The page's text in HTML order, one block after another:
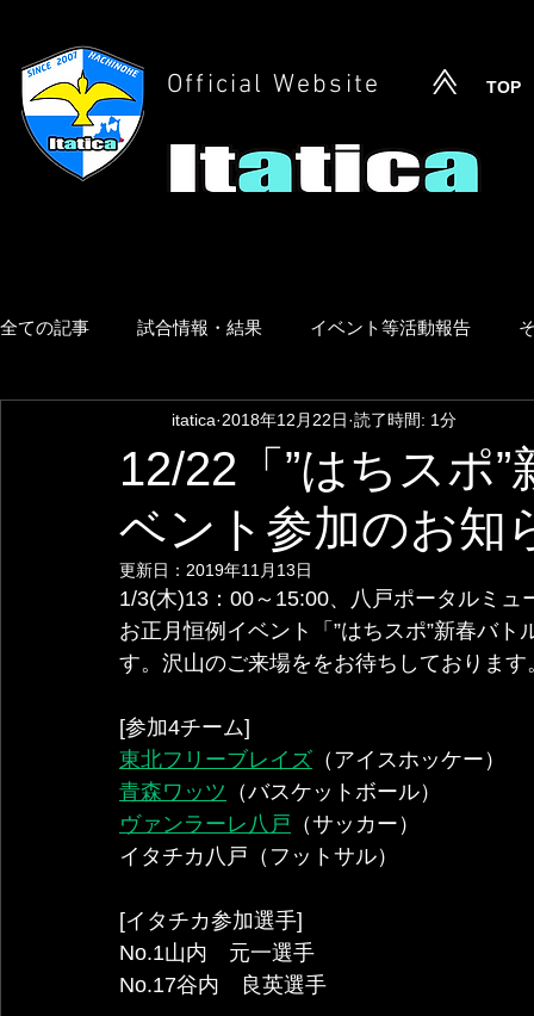
Official Website TOP
全ての記事 試合情報・結果 イベント等活動報告
12/22「”はちスポ
ベント参加のお知
itatica 2018年12月22日 読了時間: 1分
更新日： 2019年11月13日
1/3(木)13：00～15:00、八戸ポータルミ
お正月恒例イベント「”はちスポ”新春バ
す。沢山のご来場ををお待ちしております
[参加4チーム]
東北フリーブレイズ （アイスホッケー）
青森ワッツ （バスケットボール）
ヴァンラーレ八戸 （サッカー）
イタチカ八戸（フットサル）
[イタチカ参加選手]
No.1山内　元一選手
No.17谷内　良英選手